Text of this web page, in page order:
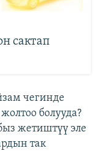
сактап
чегинде
болууда?
жетиштүү эле
так